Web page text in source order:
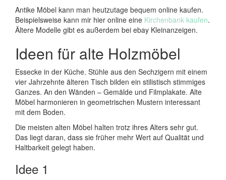
Antike Möbel kann man heutzutage bequem online kaufen.
Beispielsweise kann mir hier online eine Kirchenbank kaufen.
Ältere Modelle gibt es außerdem bei ebay Kleinanzeigen.
Ideen für alte Holzmöbel
Essecke in der Küche. Stühle aus den Sechzigern mit einem
vier Jahrzehnte älteren Tisch bilden ein stilistisch stimmiges
Ganzes. An den Wänden – Gemälde und Filmplakate. Alte
Möbel harmonieren in geometrischen Mustern interessant
mit dem Boden.
Die meisten alten Möbel halten trotz ihres Alters sehr gut.
Das liegt daran, dass sie früher mehr Wert auf Qualität und
Haltbarkeit gelegt haben.
Idee 1